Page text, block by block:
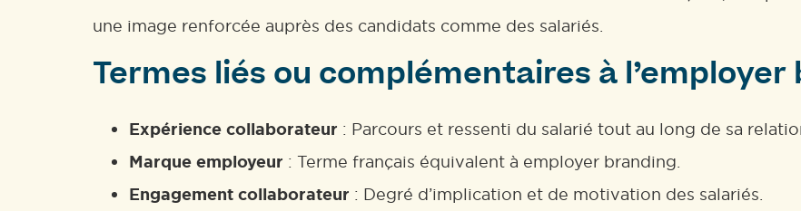
une image renforcée auprès des candidats comme des salariés.
Termes liés ou complémentaires à l’employer
Expérience collaborateur : Parcours et ressenti du salarié tout au long de sa
Marque employeur : Terme français équivalent à employer branding.
Engagement collaborateur : Degré d’implication et de motivation des salariés.